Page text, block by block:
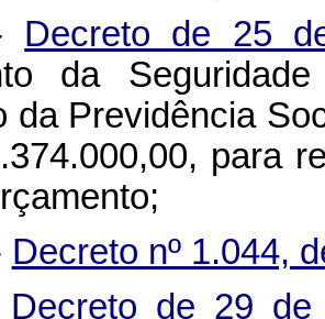
Decreto de 25
da
da Previdência
para
Decreto nº 1.044,
Decreto de 29